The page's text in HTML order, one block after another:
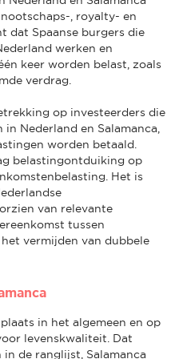
, royalty- en
dat Spaanse burgers die
werken en
keer worden belast, zoals
verdrag.
op investeerders die
Nederland en Salamanca,
worden betaald.
belastingontduiking op
Het is
van relevante
tussen
vermijden van dubbele
in het algemeen en op
levenskwaliteit. Dat
de ranglijst, Salamanca